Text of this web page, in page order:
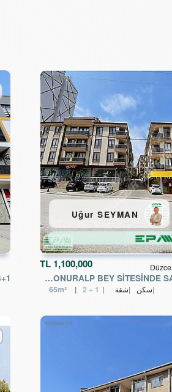
TL 1,100,000 Düzce
EPA UĞURDAN KONURALP BEY SİTESİNDE SATILIK 2+1 DAİRE
سكن شقة 65m² 2 + 1
Uğur SEYMAN